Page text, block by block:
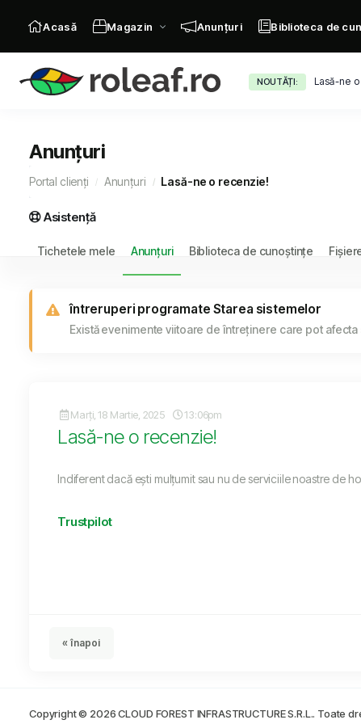
NOUTĂȚI: Lasă-ne
Acasă Magazin Anunțuri Biblioteca de
Anunțuri
Portal clienți Anunțuri Lasă-ne o recenzie!
Asistență
Tichetele mele Anunțuri Biblioteca de cunoștințe
întreruperi programate Starea sistemelor
Există evenimente viitoare de întreținere care pot
Marți, 18 Martie, 2025 13:06pm
Lasă-ne o recenzie!
Indiferent dacă ești mulțumit sau nu de serviciile noastre de
Trustpilot
« înapoi
Copyright © 2026 CLOUD FOREST INFRASTRUCTURE S.R.L.. Toate